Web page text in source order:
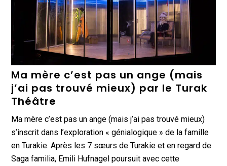
Ma mère c’est pas un ange (mais
j’ai pas trouvé mieux) par le Turak
Théâtre
Ma mère c’est pas un ange (mais j’ai pas trouvé mieux)
s’inscrit dans l’exploration « génialogique » de la famille
en Turakie. Après les 7 sœurs de Turakie et en regard de
Saga familia, Emili Hufnagel poursuit avec cette